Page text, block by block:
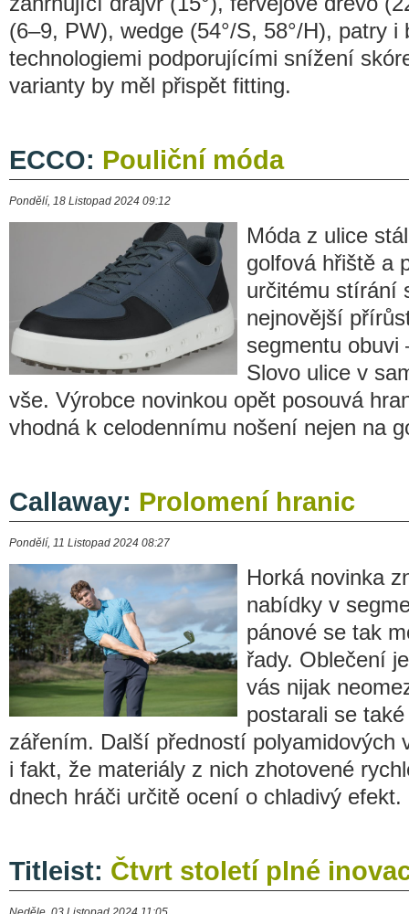
(6–9, PW), wedge (54°/S, 58°/H), patry
technologiemi podporujícími snížení
varianty by měl přispět fitting.
ECCO: Pouliční móda
Pondělí, 18 Listopad 2024 09:12
Móda z ulice
golfová hřiště a
určitému stírání
nejnovější
segmentu
Slovo ulice v
vše. Výrobce novinkou opět posouvá
vhodná k celodennímu nošení nejen na
Callaway: Prolomení hranic
Pondělí, 11 Listopad 2024 08:27
Horká novinka
nabídky v
pánové se tak
řady. Oblečení
vás nijak
postarali se
zářením. Další předností polyamidových
i fakt, že materiály z nich zhotovené
dnech hráči určitě ocení o chladivý efekt.
Titleist: Čtvrt století plné